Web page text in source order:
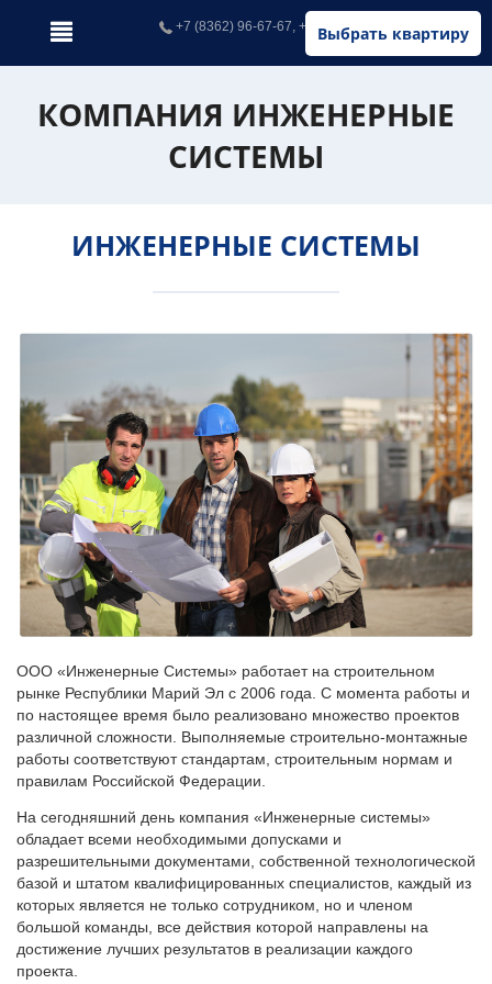
Выбрать квартиру
+7 (8362) 96-67-67, +7 (902) 326-67-67
КОМПАНИЯ ИНЖЕНЕРНЫЕ
СИСТЕМЫ
ИНЖЕНЕРНЫЕ СИСТЕМЫ
ООО «Инженерные Системы» работает на строительном
рынке Республики Марий Эл с 2006 года. С момента работы и
по настоящее время было реализовано множество проектов
различной сложности. Выполняемые строительно-монтажные
работы соответствуют стандартам, строительным нормам и
правилам Российской Федерации.
На сегодняшний день компания «Инженерные системы»
обладает всеми необходимыми допусками и
разрешительными документами, собственной технологической
базой и штатом квалифицированных специалистов, каждый из
которых является не только сотрудником, но и членом
большой команды, все действия которой направлены на
достижение лучших результатов в реализации каждого
проекта.